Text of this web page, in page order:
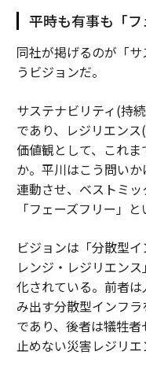
平時も有事も「
同社が掲げるのが「
うビジョンだ。
サステナビリティ(持
であり、レジリエン
価値観として、これ
か。平川はこう問い
連動させ、ベストミ
「フェーズフリー」
ビジョンは「分散型
レンジ・レジリエン
化されている。前者
み出す分散型インフ
であり、後者は犠牲
止めない災害レジリ